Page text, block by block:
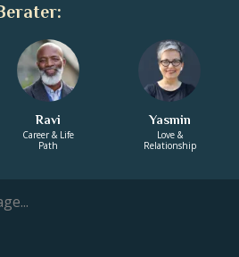
Ravi
Career & Life
Path
Yasmin
Love &
Relationship